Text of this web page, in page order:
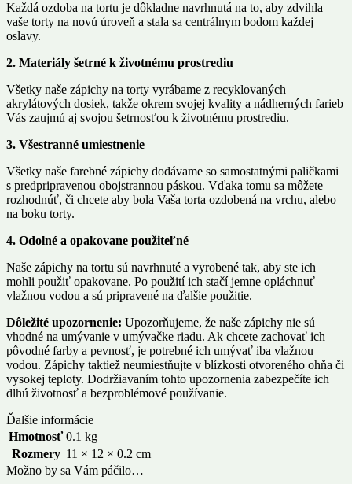
Každá ozdoba na tortu je dôkladne navrhnutá na to, aby zdvihla
vaše torty na novú úroveň a stala sa centrálnym bodom každej
oslavy.
2. Materiály šetrné k životnému prostrediu
Všetky naše zápichy na torty vyrábame z recyklovaných
akrylátových dosiek, takže okrem svojej kvality a nádherných farieb
Vás zaujmú aj svojou šetrnosťou k životnému prostrediu.
3. Všestranné umiestnenie
Všetky naše farebné zápichy dodávame so samostatnými paličkami
s predpripravenou obojstrannou páskou. Vďaka tomu sa môžete
rozhodnúť, či chcete aby bola Vaša torta ozdobená na vrchu, alebo
na boku torty.
4. Odolné a opakovane použiteľné
Naše zápichy na tortu sú navrhnuté a vyrobené tak, aby ste ich
mohli použiť opakovane. Po použití ich stačí jemne opláchnuť
vlažnou vodou a sú pripravené na ďalšie použitie.
Dôležité upozornenie: Upozorňujeme, že naše zápichy nie sú
vhodné na umývanie v umývačke riadu. Ak chcete zachovať ich
pôvodné farby a pevnosť, je potrebné ich umývať iba vlažnou
vodou. Zápichy taktiež neumiestňujte v blízkosti otvoreného ohňa či
vysokej teploty. Dodržiavaním tohto upozornenia zabezpečíte ich
dlhú životnosť a bezproblémové používanie.
Ďalšie informácie
Hmotnosť 0.1 kg
Rozmery 11 × 12 × 0.2 cm
Možno by sa Vám páčilo…